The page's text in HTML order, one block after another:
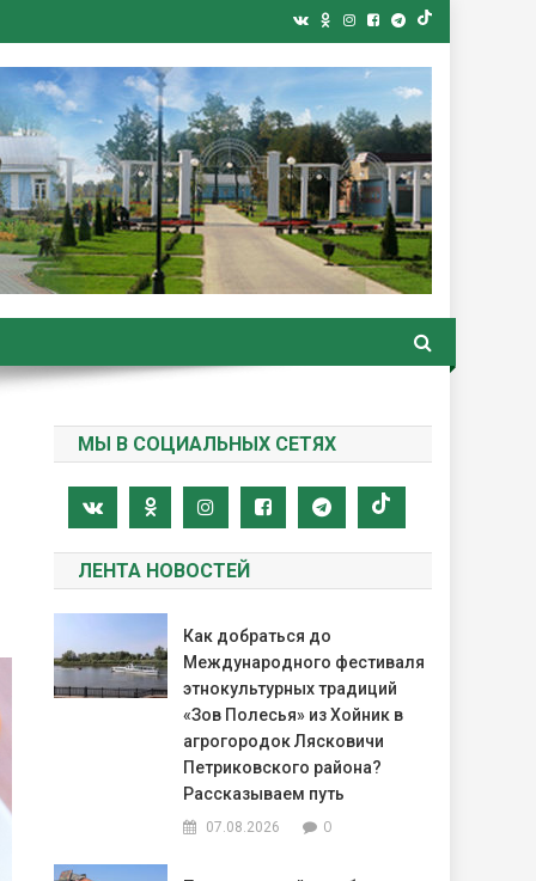
газета
МЫ В СОЦИАЛЬНЫХ СЕТЯХ
ЛЕНТА НОВОСТЕЙ
Как добраться до
Международного фестиваля
этнокультурных традиций
«Зов Полесья» из Хойник в
агрогородок Лясковичи
Петриковского района?
Рассказываем путь
07.08.2026 0